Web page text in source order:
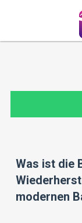
Was ist die
modernen